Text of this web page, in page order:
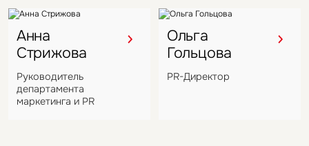
Анна
Стрижова
Руководитель
департамента
маркетинга и PR
Ольга
Гольцова
PR-Директор